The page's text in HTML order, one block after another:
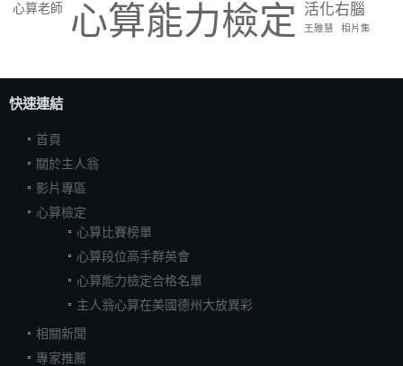
心算老師 心算能力檢定 活化右腦
王雅慧 相片集
快速連結
首頁
關於主人翁
影片專區
心算檢定
心算比賽榜單
心算段位高手群英會
心算能力檢定合格名單
主人翁心算在美國德州大放異彩
相關新聞
專家推薦